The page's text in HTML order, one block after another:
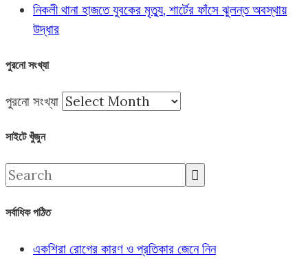
নিকলী থানা হাজতে যুবকের মৃত্যু, শার্টের ফাঁসে ঝুলন্ত অবস্থায়
উদ্ধার
পুরনো সংখ্যা
পুরনো সংখ্যা
সাইটে খুঁজুন
সর্বাধিক পঠিত
একশিরা রোগের কারণ ও প্রতিকার জেনে নিন